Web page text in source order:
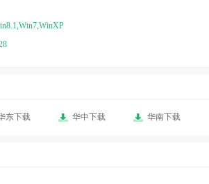
东下载 华中下载 华南下载